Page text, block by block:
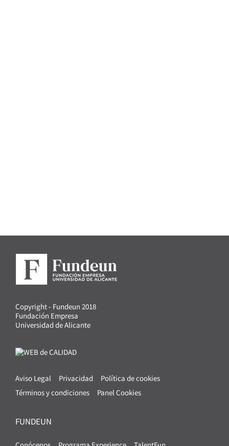
Copyright - Fundeun 2018
Fundación Empresa
Universidad de Alicante
Aviso Legal Privacidad
Política de cookies
Términos y condiciones
Panel Cookies
FUNDEUN